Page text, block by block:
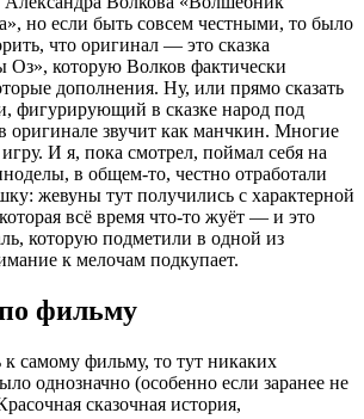
но если быть совсем честными, то было
что оригинал — это сказка
Оз», которую Волков фактически
дополнения. Ну, или прямо сказать
фигурирующий в сказке народ под
оригинале звучит как манчкин. Многие
И я, пока смотрел, поймал себя на
в общем-то, честно отработали
жевуны тут получились с характерной
всё время что-то жуёт — и это
которую подметили в одной из
к мелочам подкупает.
фильму
к самому фильму, то тут никаких
однозначно (особенно если заранее не
сказочная история,